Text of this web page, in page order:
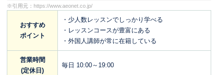
※引用元： https://www.aeonet.co.jp/
おすすめ
ポイント
・少人数レッスンでしっかり学べる
・レッスンコースが豊富にある
・外国人講師が常に在籍している
営業時間
(定休日)
毎日 10:00～19:00